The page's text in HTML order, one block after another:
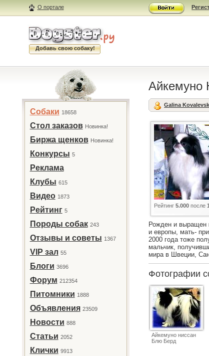
О портале
Добавь свою собаку!
Собаки 18658
Стол заказов Новинка!
Биржа щенков Новинка!
Конкурсы 5
Реклама
Клубы 615
Видео 1873
Рейтинг 5
Породы собак 243
Отзывы и советы 1367
VIP зал 55
Блоги 3696
Форум 212354
Питомники 1888
Объявления 23509
Новости 888
Статьи 2052
Клички 9913
Айкемуно
Galina
Рейтинг5.000 после
Рожден и выращен
и европы, мать-
2000 года тоже
мальчик,
мира в Швеции,
Фотографии
Айкемуно ниссан
Блю Берд